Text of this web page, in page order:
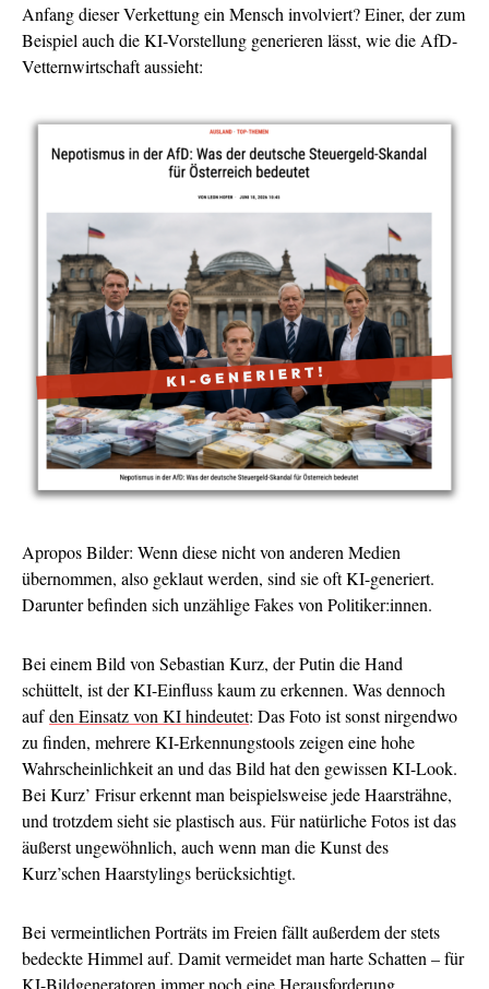
Anfang dieser Verkettung ein Mensch involviert? Einer, der zum
Beispiel auch die KI-Vorstellung generieren lässt, wie die AfD-
Vetternwirtschaft aussieht:
Apropos Bilder: Wenn diese nicht von anderen Medien
übernommen, also geklaut werden, sind sie oft KI-generiert.
Darunter befinden sich unzählige Fakes von Politiker:innen.
Bei einem Bild von Sebastian Kurz, der Putin die Hand
schüttelt, ist der KI-Einfluss kaum zu erkennen. Was dennoch
aufden Einsatz von KI hindeutet: Das Foto ist sonst nirgendwo
zu finden, mehrere KI-Erkennungstools zeigen eine hohe
Wahrscheinlichkeit an und das Bild hat den gewissen KI-Look.
Bei Kurz’ Frisur erkennt man beispielsweise jede Haarsträhne,
und trotzdem sieht sie plastisch aus. Für natürliche Fotos ist das
äußerst ungewöhnlich, auch wenn man die Kunst des
Kurz’schen Haarstylings berücksichtigt.
Bei vermeintlichen Porträts im Freien fällt außerdem der stets
bedeckte Himmel auf. Damit vermeidet man harte Schatten – für